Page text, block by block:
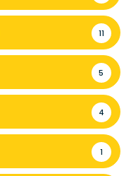
11
5
4
1